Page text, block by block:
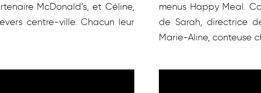
McDonald’s, et Céline,
centre-ville. Chacun leur
menus Happy Meal.
de Sarah, directrice
Marie-Aline, conteuse